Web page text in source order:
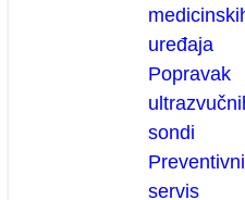
uređaja
Popravak
sondi
Preventivni
servis